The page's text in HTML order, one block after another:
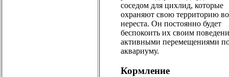
соседом для цихлид, которые
охраняют свою территорию
нереста. Он постоянно будет
беспокоить их своим
активными перемещениями
аквариуму.
Кормление